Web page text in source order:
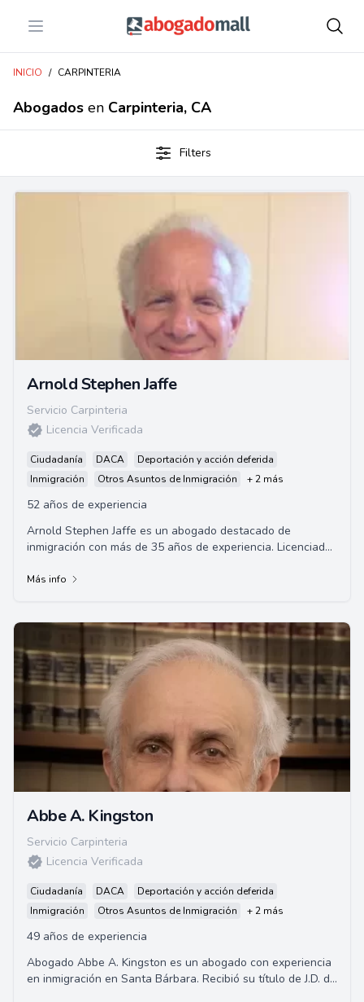
Open menu Abogadomall
INICIO / CARPINTERIA
Abogados en Carpinteria, CA
Filters
Arnold Stephen Jaffe
Servicio Carpinteria
Licencia Verificada
Ciudadanía DACA
Deportación y acción deferida
Inmigración
Otros Asuntos de Inmigración + 2 más
52 años de experiencia
Arnold Stephen Jaffe es un abogado destacado de
inmigración con más de 35 años de experiencia. Licenciado
Más info
Abbe A. Kingston
Servicio Carpinteria
Licencia Verificada
Ciudadanía DACA
Deportación y acción deferida
Inmigración
Otros Asuntos de Inmigración + 2 más
49 años de experiencia
Abogado Abbe A. Kingston es un abogado con experiencia
en inmigración en Santa Bárbara. Recibió su título de J.D. de